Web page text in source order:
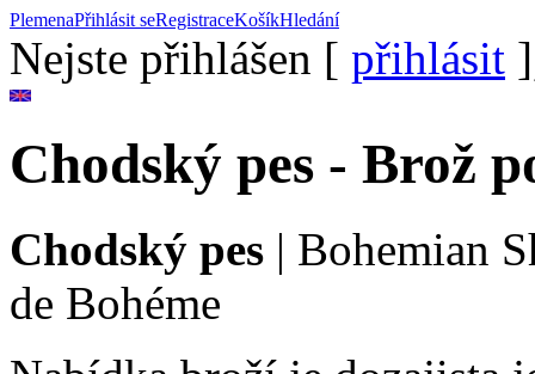
PlemenaPřihlásit seRegistraceKošíkHledání
Nejste přihlášen [ přihlásit
Chodský pes - Brož
Chodský pes | Bohemian
de Bohéme